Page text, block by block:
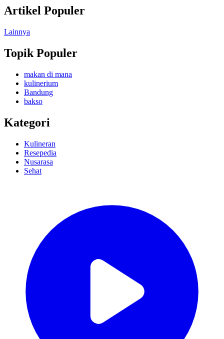
Artikel Populer
Lainnya
Topik Populer
makan di mana
kulinerium
Bandung
bakso
Kategori
Kulineran
Resepedia
Nusarasa
Sehat